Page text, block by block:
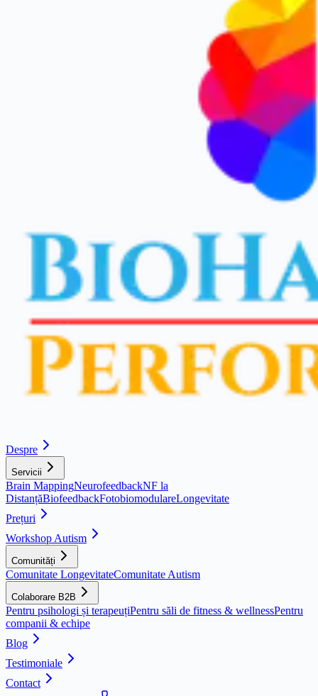
Despre
Servicii
Brain MappingNeurofeedbackNF la
DistanțăBiofeedbackFotobiomodulareLongevitate
Prețuri
Workshop Autism
Comunități
Comunitate LongevitateComunitate Autism
Colaborare B2B
Pentru psihologi și terapeuțiPentru săli de fitness & wellnessPentru
companii & echipe
Blog
Testimoniale
Contact